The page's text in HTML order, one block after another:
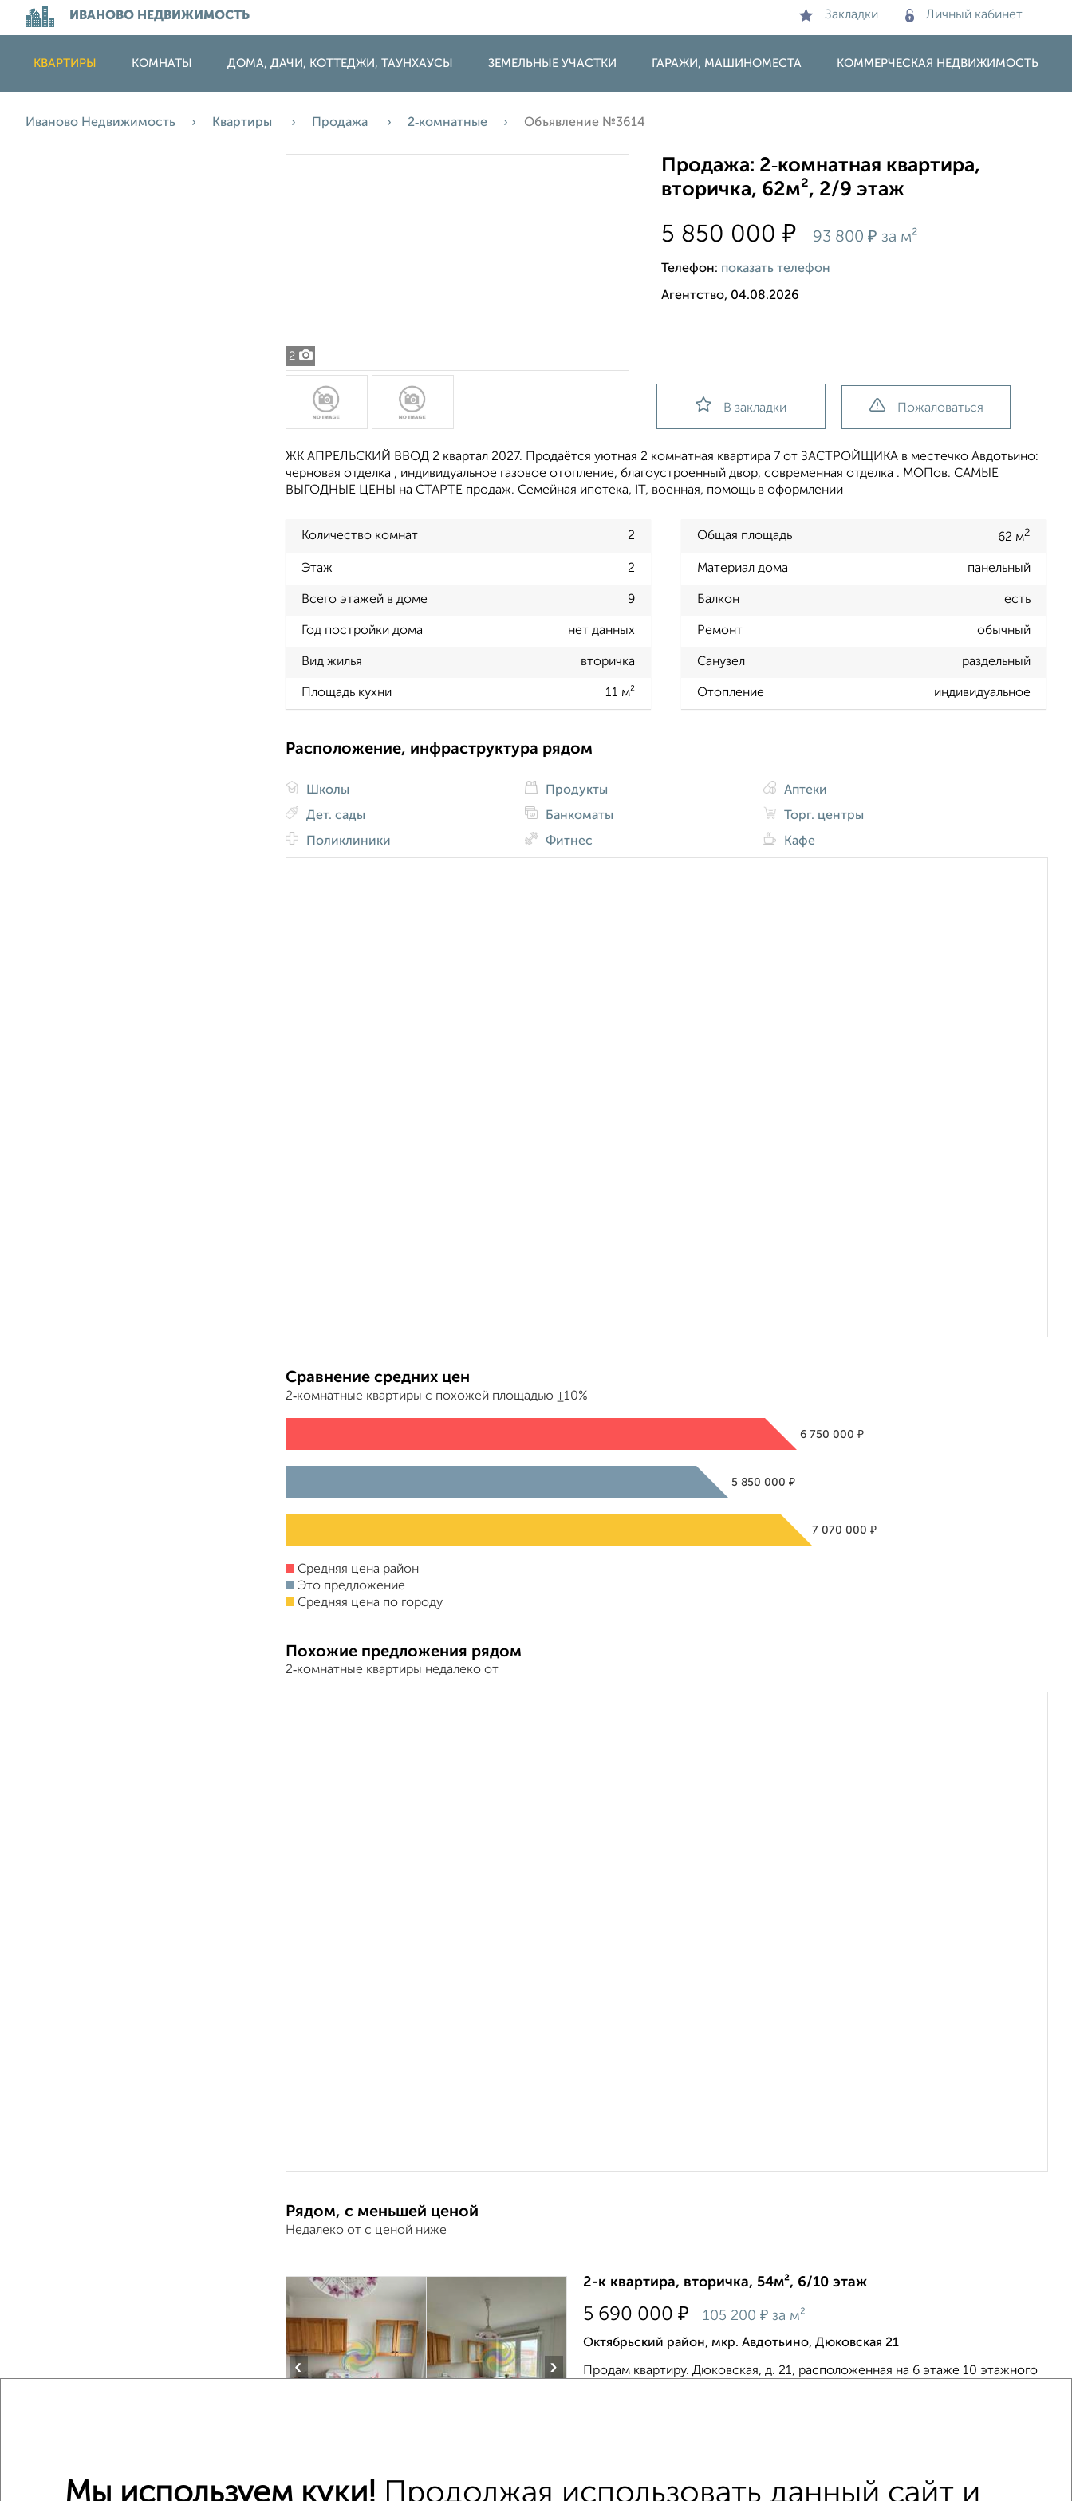
ИВАНОВО НЕДВИЖИМОСТЬ Закладки Личный кабинет
КВАРТИРЫ КОМНАТЫ ДОМА, ДАЧИ, КОТТЕДЖИ, ТАУНХАУСЫ ЗЕМЕЛЬНЫЕ УЧАСТКИ ГАРАЖИ, МАШИНОМЕСТА КОММЕРЧЕСКАЯ НЕДВИЖИМОСТЬ
Иваново Недвижимость Квартиры Продажа 2‑комнатные Объявление №3614
2
Продажа: 2‑комнатная квартира,
вторичка, 62м², 2/9 этаж
5 850 000₽ 93 800₽ за м²
Телефон: показать телефон
Агентство, 04.08.2026
В закладки Пожаловаться
ЖК АПРЕЛЬСКИЙ ВВОД 2 квартал 2027. Продаётся уютная 2 комнaтная квартира 7 от ЗАСТРОЙЩИКА в местечко Авдотьино:
черновая отделка , индивидуальное газовое отопление, благоустроенный двор, современная отделка . МОПов. САМЫЕ
ВЫГОДНЫЕ ЦЕНЫ на СТАРТЕ продаж. Семейная ипотека, IT, военная, помощь в оформлении
Количество комнат 2 Общая площадь 62 м2
Этаж 2 Материал дома панельный
Всего этажей в доме 9 Балкон есть
Год постройки дома нет данных Ремонт обычный
Вид жилья вторичка Санузел раздельный
Площадь кухни 11 м² Отопление индивидуальное
Расположение, инфраструктура рядом
Школы
Дет. сады
Поликлиники
Продукты
Банкоматы
Фитнес
Аптеки
Торг. центры
Кафе
Сравнение средних цен
2‑комнатные квартиры с похожей площадью ±10%
6 750 000₽
5 850 000₽
7 070 000₽
Средняя цена район
Это предложение
Средняя цена по городу
Похожие предложения рядом
2‑комнатные квартиры недалеко от
Рядом, с меньшей ценой
Недалеко от с ценой ниже
‹ ›
2-к квартира, вторичка, 54м², 6/10 этаж
5 690 000 ₽ 105 200 ₽ за м²
Октябрьский район, мкр. Авдотьино, Дюковская 21
Продам квартиру. Дюковская, д. 21, расположенная на 6 этаже 10 этажного
Мы используем куки! Продолжая использовать данный сайт и